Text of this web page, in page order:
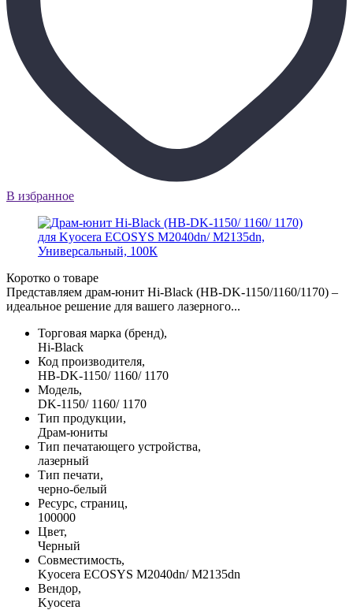
В избранное
Коротко о товаре
Представляем драм-юнит Hi-Black (HB-DK-1150/1160/1170) –
идеальное решение для вашего лазерного...
Торговая марка (бренд),
Hi-Black
Код производителя,
HB-DK-1150/ 1160/ 1170
Модель,
DK-1150/ 1160/ 1170
Тип продукции,
Драм-юниты
Тип печатающего устройства,
лазерный
Тип печати,
черно-белый
Ресурс, страниц,
100000
Цвет,
Черный
Совместимость,
Kyocera ECOSYS M2040dn/ M2135dn
Вендор,
Kyocera